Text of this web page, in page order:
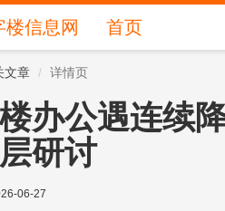
楼信息网 首页
文章 详情页
办公遇连续
研讨
06-27